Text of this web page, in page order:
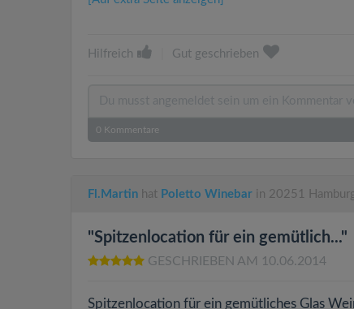
Hilfreich Gut geschrieben
0 Kommentare
Fl.Martin hat Poletto Winebar in 20251
"Spitzenlocation für ein gemütlich..."
GESCHRIEBEN AM 10.06.2014
Spitzenlocation für ein gemütliches Glas